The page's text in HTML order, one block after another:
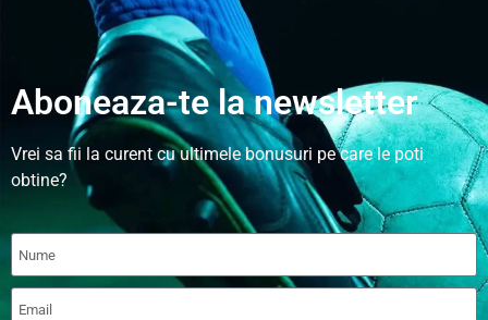
Aboneaza-te la newsletter
Vrei sa fii la curent cu ultimele bonusuri pe care le poti
obtine?